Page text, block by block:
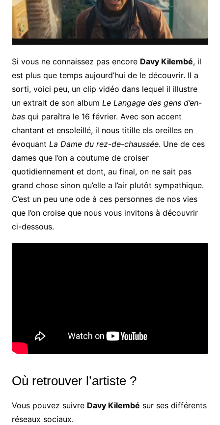
Si vous ne connaissez pas encore Davy Kilembé, il
est plus que temps aujourd’hui de le découvrir. Il a
sorti, voici peu, un clip vidéo dans lequel il illustre
un extrait de son album Le Langage des gens d’en-
basqui paraîtra le 16 février. Avec son accent
chantant et ensoleillé, il nous titille els oreilles en
évoquant La Dame du rez-de-chaussée. Une de ces
dames que l’on a coutume de croiser
quotidiennement et dont, au final, on ne sait pas
grand chose sinon qu’elle a l’air plutôt sympathique.
C’est un peu une ode à ces personnes de nos vies
que l’on croise que nous vous invitons à découvrir
ci-dessous.
Où retrouver l’artiste ?
Vous pouvez suivre Davy Kilembé sur ses différents
réseaux sociaux.